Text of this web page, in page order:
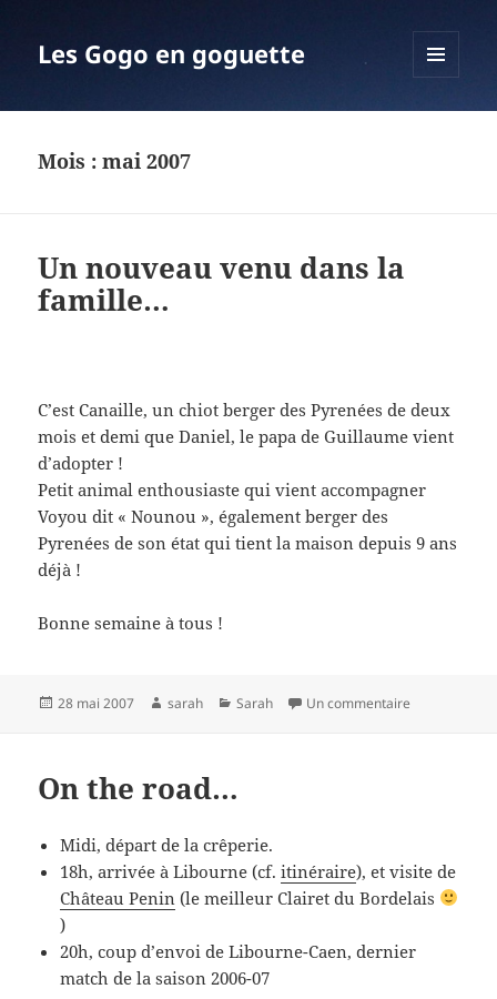
Les Gogo en goguette
Mois :mai 2007
Un nouveau venu dans la
famille…
C’est Canaille, un chiot berger des Pyrenées de deux
mois et demi que Daniel, le papa de Guillaume vient
d’adopter !
Petit animal enthousiaste qui vient accompagner
Voyou dit « Nounou », également berger des
Pyrenées de son état qui tient la maison depuis 9 ans
déjà !
Bonne semaine à tous !
Publié
28 mai 2007 Auteur
sarah Catégories
Sarah Un commentaire
On the road…
Midi, départ de la crêperie.
18h, arrivée à Libourne (cf.itinéraire), et visite de
Château Penin (le meilleur Clairet du Bordelais
)
20h, coup d’envoi de Libourne-Caen, dernier
match de la saison 2006-07